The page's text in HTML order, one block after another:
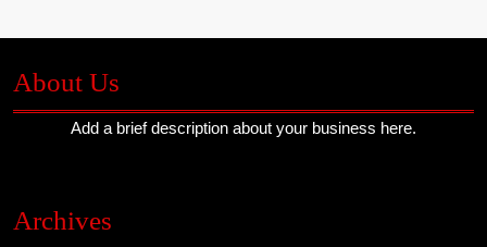
About Us
Add a brief description about your business here.
Archives